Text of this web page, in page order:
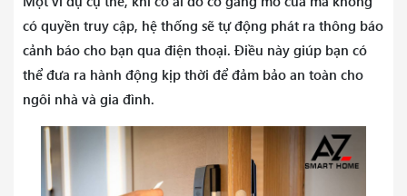
có quyền truy cập, hệ thống sẽ tự động phát ra thông báo
cảnh báo cho bạn qua điện thoại. Điều này giúp bạn có
thể đưa ra hành động kịp thời để đảm bảo an toàn cho
ngôi nhà và gia đình.